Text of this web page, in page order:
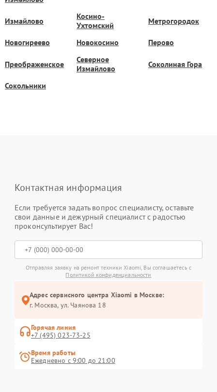
Измайлово
Косино-
Ухтомский
Метрогородок
Новогиреево Новокосино Перово
Преображенское
Северное
Измайлово
Соколиная Гора
Сокольники
Контактная информация
Если требуется задать вопрос специалисту, оставьте
свои данные и дежурный специалист с радостью
проконсультирует Вас!
Отправляя заявку на ремонт техники Xiaomi, Вы соглашаетесь с
Политикой конфиденциальности
Адрес сервисного центра Xiaomi в Москве:
г. Москва, ул. Чаянова 18
Горячая линия
+7 (495) 023-73-25
Время работы
Ежедневно с 9:00 до 21:00